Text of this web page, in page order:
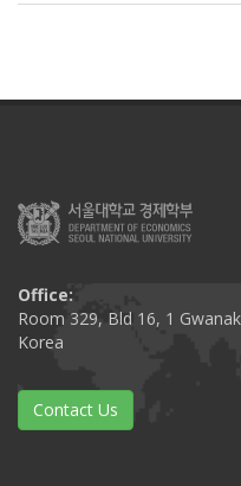
Office:
Room 329, Bld 16, 1
Korea
Contact Us